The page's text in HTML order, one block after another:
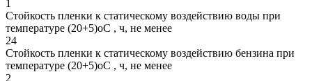
1
Стойкость пленки к статическому воздействию воды при
температуре (20+5)оС , ч, не менее
24
Стойкость пленки к статическому воздействию бензина при
температуре (20+5)оС , ч, не менее
2